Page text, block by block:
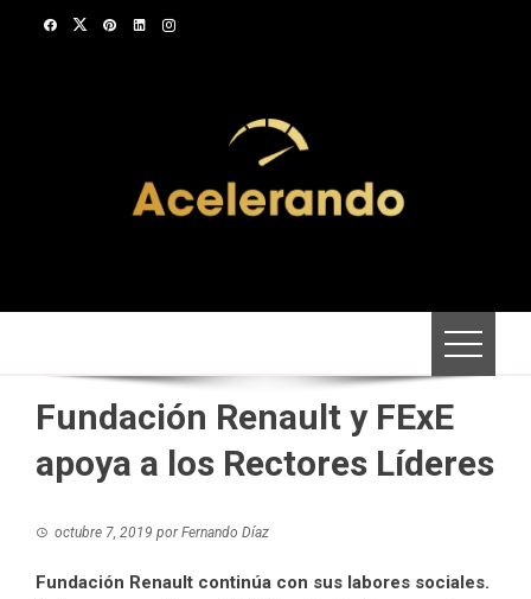
Fundación Renault y FExE
apoya a los Rectores Líderes
octubre 7, 2019 porFernando Díaz
Fundación Renault continúa con sus labores sociales.